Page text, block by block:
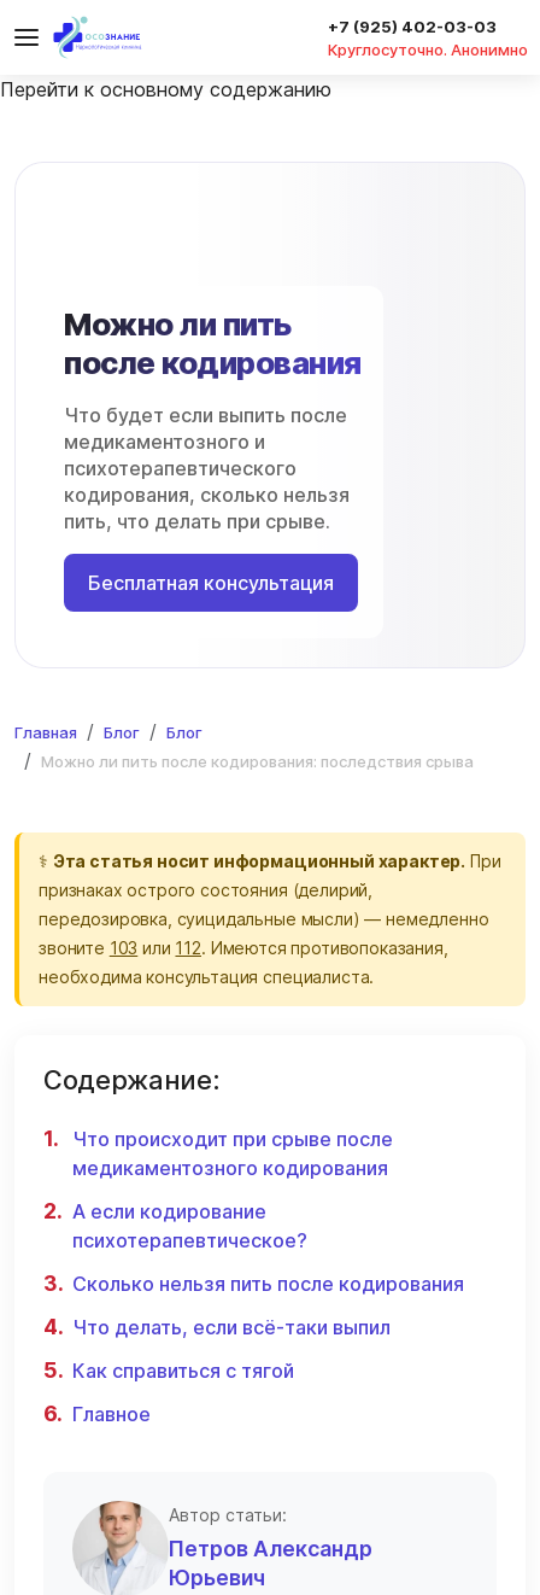
Перейти к основному содержанию
+7 (925) 402-03-03
Круглосуточно. Анонимно
Можно ли пить
после кодирования
Что будет если выпить после
медикаментозного и
психотерапевтического
кодирования, сколько нельзя
пить, что делать при срыве.
Бесплатная консультация
Главная Блог
Блог
Можно ли пить после кодирования: последствия срыва
⚕ Эта статья носит информационный характер. При
признаках острого состояния (делирий,
передозировка, суицидальные мысли) — немедленно
звоните 103 или 112. Имеются противопоказания,
необходима консультация специалиста.
Содержание:
Что происходит при срыве после
медикаментозного кодирования
А если кодирование
психотерапевтическое?
Сколько нельзя пить после кодирования
Что делать, если всё-таки выпил
Как справиться с тягой
Главное
Автор статьи:
Петров Александр
Юрьевич